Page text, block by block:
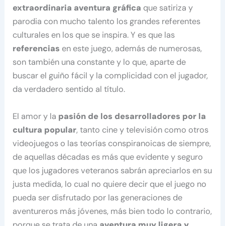
extraordinaria aventura gráfica que satiriza y
parodia con mucho talento los grandes referentes
culturales en los que se inspira. Y es que las
referencias en este juego, además de numerosas,
son también una constante y lo que, aparte de
buscar el guiño fácil y la complicidad con el jugador,
da verdadero sentido al título.
El amor y la pasión de los desarrolladores por la
cultura popular, tanto cine y televisión como otros
videojuegos o las teorías conspiranoicas de siempre,
de aquellas décadas es más que evidente y seguro
que los jugadores veteranos sabrán apreciarlos en su
justa medida, lo cual no quiere decir que el juego no
pueda ser disfrutado por las generaciones de
aventureros más jóvenes, más bien todo lo contrario,